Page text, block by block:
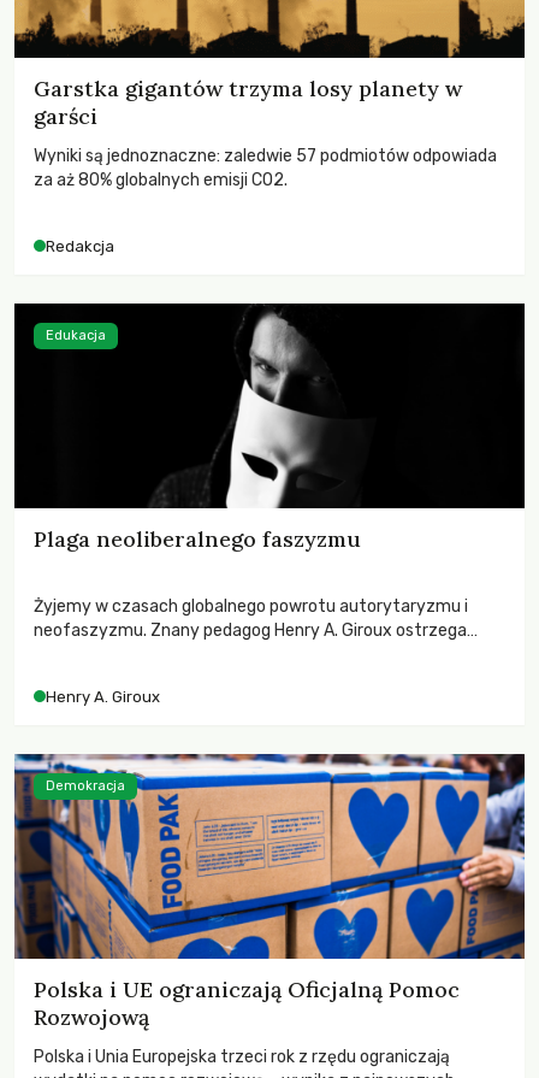
Garstka gigantów trzyma losy planety w
garści
Wyniki są jednoznaczne: zaledwie 57 podmiotów odpowiada
za aż 80% globalnych emisji CO2.
Redakcja
Plaga neoliberalnego faszyzmu
Żyjemy w czasach globalnego powrotu autorytaryzmu i
neofaszyzmu. Znany pedagog Henry A. Giroux ostrzega
wychowają świadomych obywateli?
Henry A. Giroux
Edukacja
Polska i UE ograniczają Oficjalną Pomoc
Rozwojową
Polska i Unia Europejska trzeci rok z rzędu ograniczają
Demokracja